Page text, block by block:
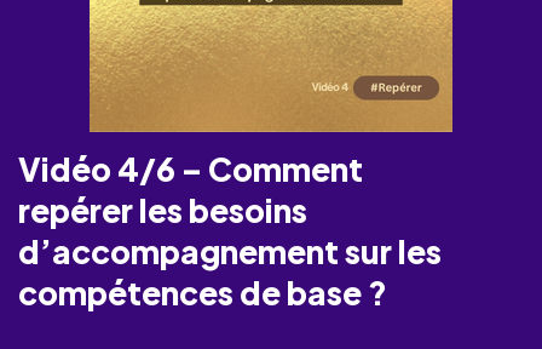
Vidéo 4/6 – Comment
repérer les besoins
d’accompagnement sur les
compétences de base ?